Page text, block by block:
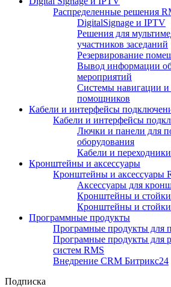
Распределенные решения
DigitalSignage и IPTV
Решения для
участников заседаний
Резервирование
Вывод информации
мероприятий
Системы навигации
помощников
Кабели и интерфейсы
Кабели и интерфейсы
Лючки и панели для
оборудования
Кабели и переходники
Кронштейны и аксессуары
Кронштейны и аксессуары
Аксессуары для
Кронштейны и стойки
Кронштейны и стойки
Программные продукты
Програмные продукты для
Програмные продукты для
систем RMS
Внедрение CRM Битрикс24
Подписка